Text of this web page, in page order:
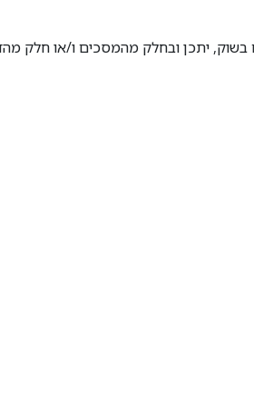
בשוק, יתכן ובחלק מהמסכים ו/או חלק